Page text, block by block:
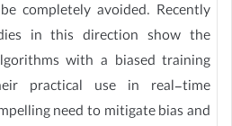
completely avoided. Recently
in this direction show the
with a biased training
practical use in real-time
need to mitigate bias and